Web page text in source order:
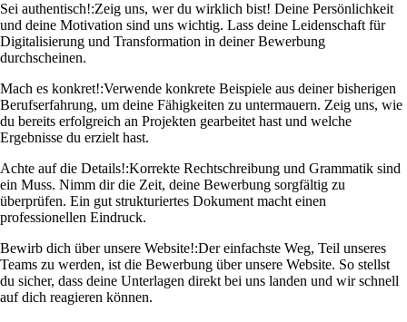
Sei authentisch!:Zeig uns, wer du wirklich bist! Deine Persönlichkeit
und deine Motivation sind uns wichtig. Lass deine Leidenschaft für
Digitalisierung und Transformation in deiner Bewerbung
durchscheinen.
Mach es konkret!:Verwende konkrete Beispiele aus deiner bisherigen
Berufserfahrung, um deine Fähigkeiten zu untermauern. Zeig uns, wie
du bereits erfolgreich an Projekten gearbeitet hast und welche
Ergebnisse du erzielt hast.
Achte auf die Details!:Korrekte Rechtschreibung und Grammatik sind
ein Muss. Nimm dir die Zeit, deine Bewerbung sorgfältig zu
überprüfen. Ein gut strukturiertes Dokument macht einen
professionellen Eindruck.
Bewirb dich über unsere Website!:Der einfachste Weg, Teil unseres
Teams zu werden, ist die Bewerbung über unsere Website. So stellst
du sicher, dass deine Unterlagen direkt bei uns landen und wir schnell
auf dich reagieren können.